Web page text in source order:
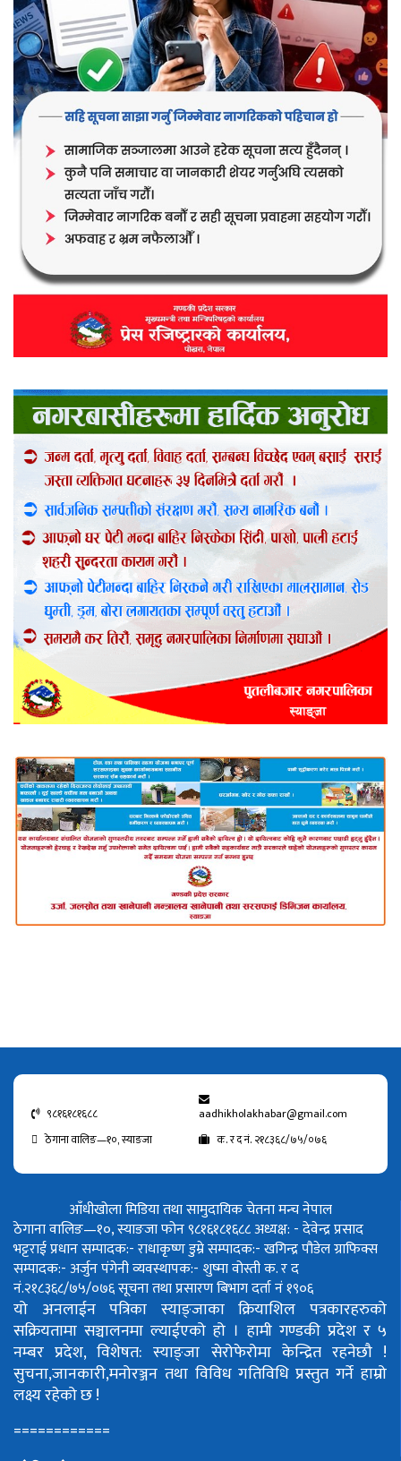
९८१६१८१६८८
aadhikholakhabar@gmail.com
ठेगाना वालिङ—१०, स्याङजा
क. र द नं. २१८३६८/७५/०७६
आँधीखोला मिडिया तथा सामुदायिक चेतना मन्च नेपाल
ठेगाना वालिङ—१०, स्याङजा फोन ९८१६१८१६८८अध्यक्ष: - देवेन्द्र प्रसाद
भट्टराईप्रधान सम्पादक:- राधाकृष्ण डुम्रेसम्पादक:- खगिन्द्र पौडेलग्राफिक्स
सम्पादक:- अर्जुन पंगेनीव्यवस्थापक:- शुष्मा वोस्तीक. र द
नं.२१८३६८/७५/०७६सूचना तथा प्रसारण बिभाग दर्ता नं १९०६
यो अनलाईन पत्रिका स्याङ्जाका क्रियाशिल पत्रकारहरुको
सक्रियतामा सञ्चालनमा ल्याईएको हो । हामी गण्डकी प्रदेश र ५
नम्बर प्रदेश, विशेषत: स्याङ्जा सेरोफेरोमा केन्द्रित रहनेछौ !
सुचना,जानकारी,मनोरञ्जन तथा विविध गतिविधि प्रस्तुत गर्ने हाम्रो
लक्ष्य रहेको छ !
============